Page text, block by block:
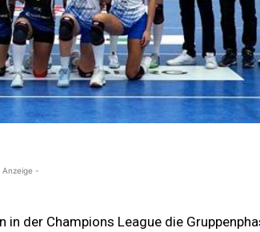
Anzeige -
der Champions League die